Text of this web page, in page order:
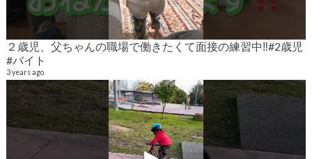
２歳児、父ちゃんの職場で働きたくて面接の練習中‼️#2歳児
#バイト
3 years ago